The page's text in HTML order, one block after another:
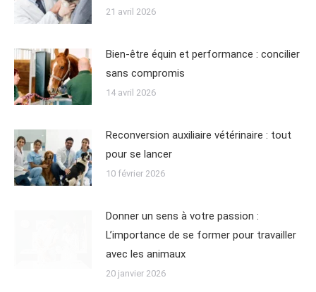
21 avril 2026
Bien-être équin et performance : concilier
sans compromis
14 avril 2026
Reconversion auxiliaire vétérinaire : tout
pour se lancer
10 février 2026
Donner un sens à votre passion :
L’importance de se former pour travailler
avec les animaux
20 janvier 2026